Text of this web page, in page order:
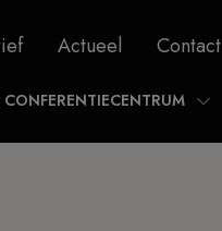
Actueel Contact